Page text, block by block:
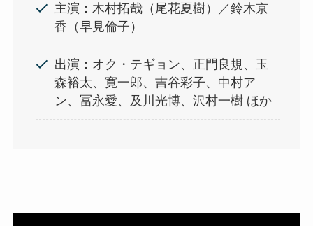
主演：木村拓哉（尾花夏樹）／鈴木京
香（早見倫子）
出演：オク・テギョン、正門良規、玉
森裕太、寛一郎、吉谷彩子、中村ア
ン、冨永愛、及川光博、沢村一樹 ほか